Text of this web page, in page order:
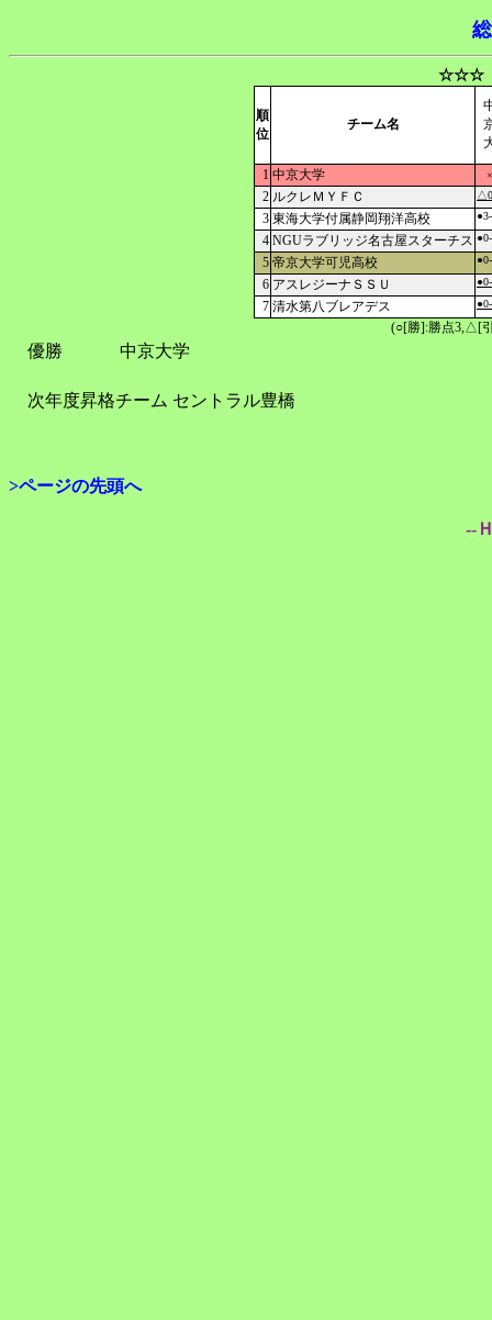
☆☆☆
順
位
チーム名
1 中京大学 ×
2 ルクレＭＹＦＣ
3 東海大学付属静岡翔洋高校
4 NGUラブリッジ名古屋スターチス
5 帝京大学可児高校
6 アスレジーナＳＳＵ
7 清水第八ブレアデス
(○[勝]:勝点3,△[
優勝 中京大学
次年度昇格チーム セントラル豊橋
>ページの先頭へ
--